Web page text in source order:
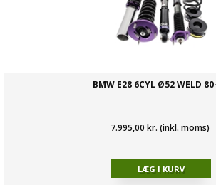
BMW E28 6CYL Ø52 WELD
7.995,00 kr. (inkl. moms)